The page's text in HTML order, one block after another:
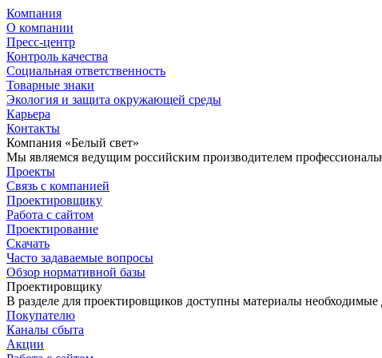
Компания
О компании
Пресс-центр
Контроль качества
Социальная ответственность
Товарные знаки
Экология и защита окружающей среды
Карьера
Контакты
Компания «Белый свет»
Мы являемся ведущим российским производителем
Проекты
Связь с компанией
Проектировщику
Работа с сайтом
Проектирование
Скачать
Часто задаваемые вопросы
Обзор нормативной базы
Проектировщику
В разделе для проектировщиков доступны материалы
Покупателю
Каналы сбыта
Акции